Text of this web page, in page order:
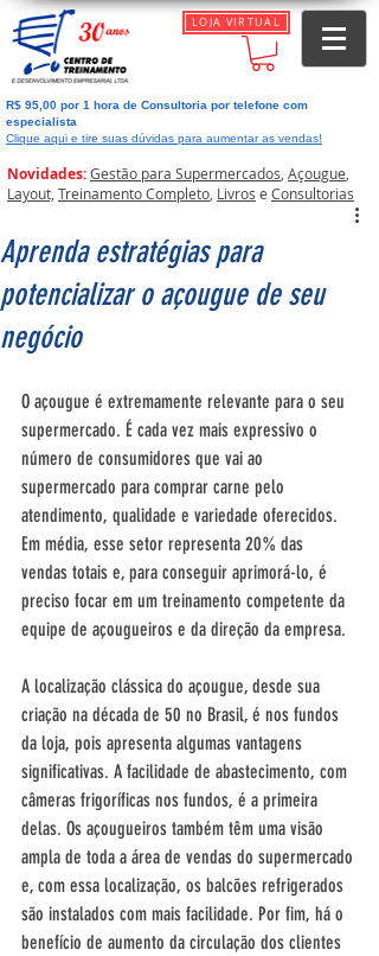
LOJA VIRTUAL
R$ 95,00 por 1 hora de Consultoria por telefone com
especialista
Clique aqui e tire suas dúvidas para aumentar as vendas!
Novidades:Gestão para Supermercados, Açougue,
Layout, Treinamento Completo, Livros e Consultorias
Aprenda estratégias para
potencializar o açougue de seu
negócio
O açougue é extremamente relevante para o seu
supermercado. É cada vez mais expressivo o
número de consumidores que vai ao
supermercado para comprar carne pelo
atendimento, qualidade e variedade oferecidos.
Em média, esse setor representa 20% das
vendas totais e, para conseguir aprimorá-lo, é
preciso focar em um treinamento competente da
equipe de açougueiros e da direção da empresa.
A localização clássica do açougue, desde sua
criação na década de 50 no Brasil, é nos fundos
da loja, pois apresenta algumas vantagens
significativas. A facilidade de abastecimento, com
câmeras frigoríficas nos fundos, é a primeira
delas. Os açougueiros também têm uma visão
ampla de toda a área de vendas do supermercado
e, com essa localização, os balcões refrigerados
são instalados com mais facilidade. Por fim, há o
benefício de aumento da circulação dos clientes